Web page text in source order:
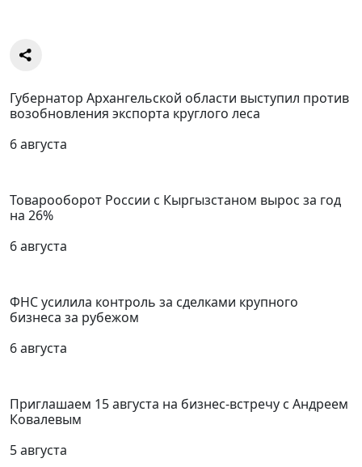
Губернатор Архангельской области выступил против
возобновления экспорта круглого леса
6 августа
Товарооборот России с Кыргызстаном вырос за год
на 26%
6 августа
ФНС усилила контроль за сделками крупного
бизнеса за рубежом
6 августа
Приглашаем 15 августа на бизнес-встречу с Андреем
Ковалевым
5 августа